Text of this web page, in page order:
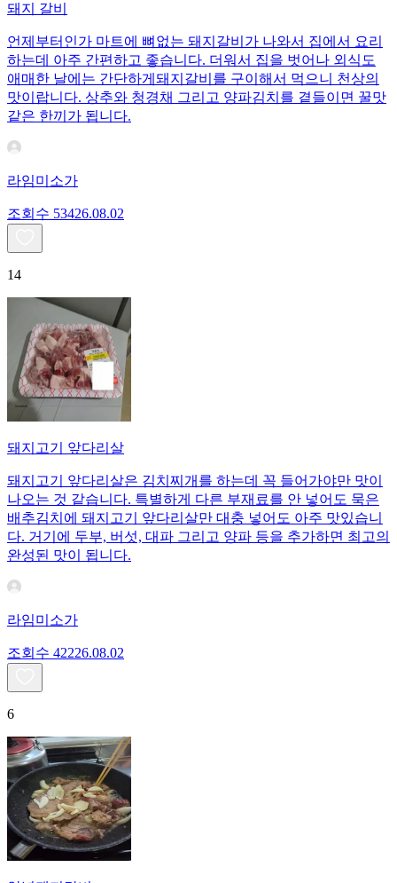
돼지 갈비
언제부터인가 마트에 뼈없는 돼지갈비가 나와서 집에서 요리
하는데 아주 간편하고 좋습니다. 더워서 집을 벗어나 외식도
애매한 날에는 간단하게돼지갈비를 구이해서 먹으니 천상의
맛이랍니다. 상추와 청경채 그리고 양파김치를 곁들이면 꿀맛
같은 한끼가 됩니다.
라임미소가
조회수 53426.08.02
14
돼지고기 앞다리살
돼지고기 앞다리살은 김치찌개를 하는데 꼭 들어가야만 맛이
나오는 것 같습니다. 특별하게 다른 부재료를 안 넣어도 묵은
배추김치에 돼지고기 앞다리살만 대충 넣어도 아주 맛있습니
다. 거기에 두부, 버섯, 대파 그리고 양파 등을 추가하면 최고의
완성된 맛이 됩니다.
라임미소가
조회수 42226.08.02
6